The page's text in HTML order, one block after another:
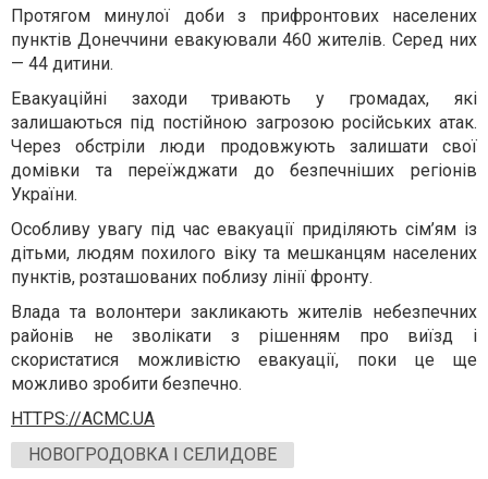
Протягом минулої доби з прифронтових населених
пунктів Донеччини евакуювали 460 жителів. Серед них
— 44 дитини.
Евакуаційні заходи тривають у громадах, які
залишаються під постійною загрозою російських атак.
Через обстріли люди продовжують залишати свої
домівки та переїжджати до безпечніших регіонів
України.
Особливу увагу під час евакуації приділяють сім’ям із
дітьми, людям похилого віку та мешканцям населених
пунктів, розташованих поблизу лінії фронту.
Влада та волонтери закликають жителів небезпечних
районів не зволікати з рішенням про виїзд і
скористатися можливістю евакуації, поки це ще
можливо зробити безпечно.
HTTPS://ACMC.UA
НОВОГРОДОВКА І СЕЛИДОВЕ